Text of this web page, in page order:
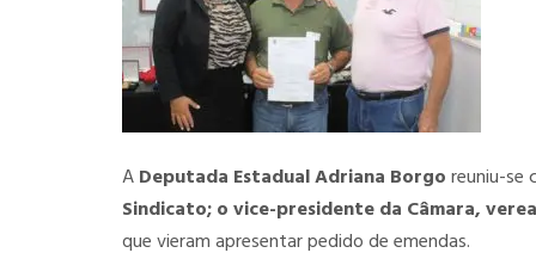
ADeputada Estadual Adriana Borgoreuniu-se
Sindicato; o vice-presidente da Câmara,
que vieram apresentar pedido de emendas.